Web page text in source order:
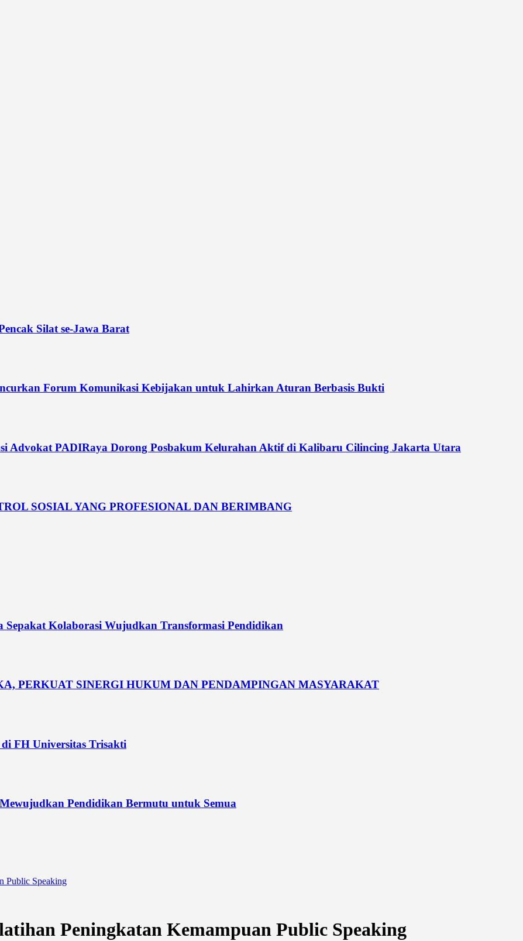
Silat se-Jawa Barat
Forum Komunikasi Kebijakan untuk Lahirkan Aturan Berbasis Bukti
Advokat PADIRaya Dorong Posbakum Kelurahan Aktif di Kalibaru Cilincing Jakarta Utara
SOSIAL YANG PROFESIONAL DAN BERIMBANG
Kolaborasi Wujudkan Transformasi Pendidikan
PERKUAT SINERGI HUKUM DAN PENDAMPINGAN MASYARAKAT
FH Universitas Trisakti
Pendidikan Bermutu untuk Semua
Public Speaking
Peningkatan Kemampuan Public Speaking